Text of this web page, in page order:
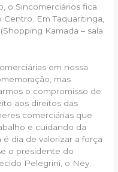
o Sincomerciários fica
Centro. Em Taquaritinga,
Kamada – sala
em nossa
mas
o compromisso de
aos direitos das
comerciárias que
e cuidando da
dia de valorizar a força
o presidente do
Pelegrini, o Ney.